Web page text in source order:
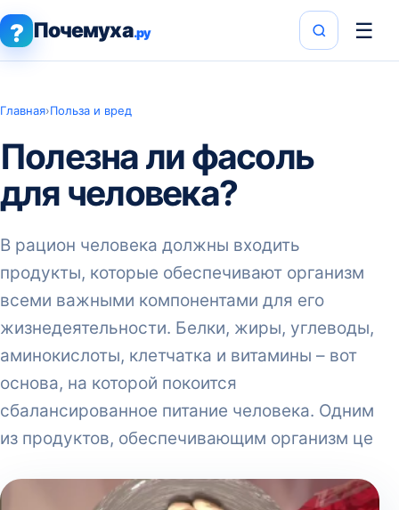
? Почемуха.ру ☰
Главная›Польза и вред
Полезна ли фасоль
для человека?
В рацион человека должны входить
продукты, которые обеспечивают организм
всеми важными компонентами для его
жизнедеятельности. Белки, жиры, углеводы,
аминокислоты, клетчатка и витамины – вот
основа, на которой покоится
сбалансированное питание человека. Одним
из продуктов, обеспечивающим организм це